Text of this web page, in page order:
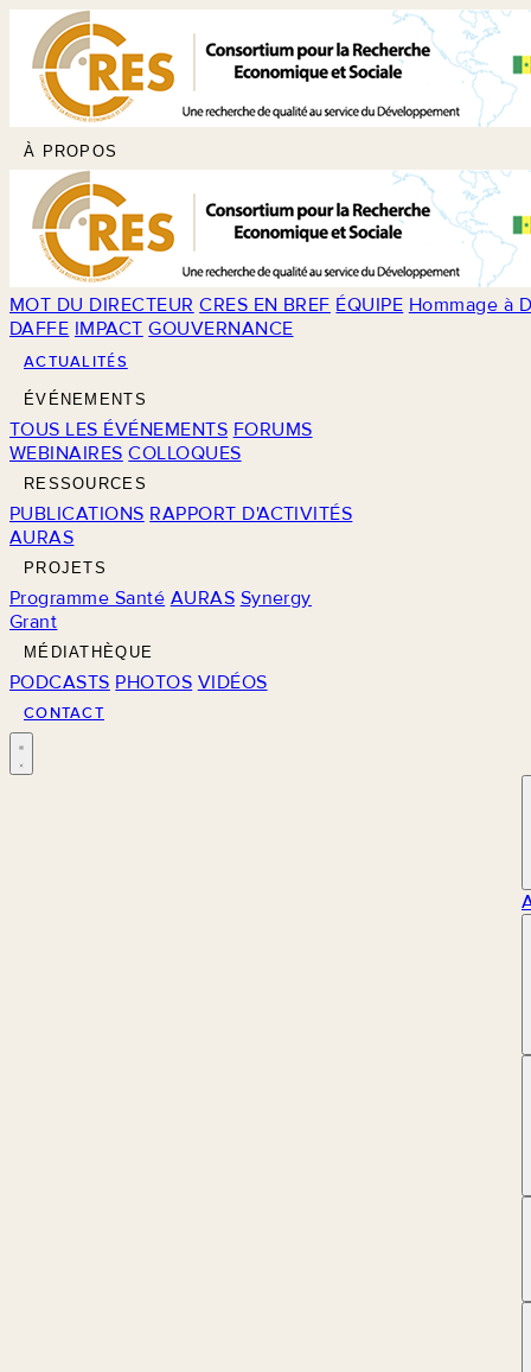
À PROPOS
MOT DU DIRECTEUR CRES EN BREF ÉQUIPE Hommage à
DAFFE IMPACT GOUVERNANCE
ACTUALITÉS
ÉVÉNEMENTS
TOUS LES ÉVÉNEMENTS FORUMS
WEBINAIRES COLLOQUES
RESSOURCES
PUBLICATIONS RAPPORT D'ACTIVITÉS
AURAS
PROJETS
Programme Santé AURAS Synergy
Grant
MÉDIATHÈQUE
PODCASTS PHOTOS VIDÉOS
CONTACT